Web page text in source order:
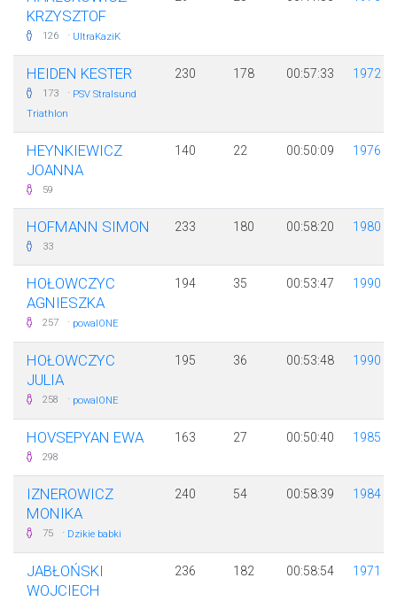
KRZYSZTOF
126 · UltraKaziK
HEIDEN KESTER
173 · PSV Stralsund
Triathlon
230 178 00:57:33 1972
HEYNKIEWICZ
JOANNA
59
140 22 00:50:09 1976
HOFMANN SIMON
33
233 180 00:58:20 1980
HOŁOWCZYC
AGNIESZKA
257 · powalONE
194 35 00:53:47 1990
HOŁOWCZYC
JULIA
258 · powalONE
195 36 00:53:48 1990
HOVSEPYAN EWA
298
163 27 00:50:40 1985
IZNEROWICZ
MONIKA
75 · Dzikie babki
240 54 00:58:39 1984
JABŁOŃSKI
WOJCIECH
236 182 00:58:54 1971